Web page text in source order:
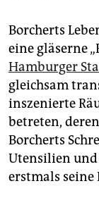
Borcherts
eine gläserne
Hamburger
gleichsam
inszenierte
betreten,
Borcherts
Utensilien und
erstmals seine